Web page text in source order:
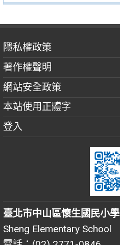
隱私權政策
著作權聲明
網站安全政策
本站使用正體字
登入
臺北市中山區懷生國民小學
Sheng Elementary School